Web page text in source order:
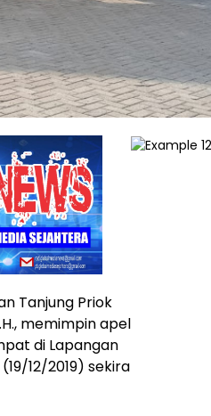
Priok
memimpin apel
di Lapangan
12/2019) sekira